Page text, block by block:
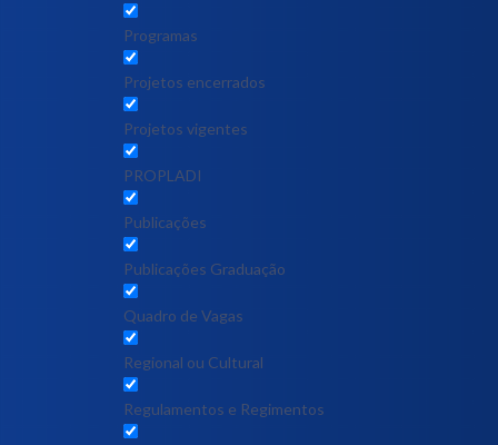
Programas
Projetos encerrados
Projetos vigentes
PROPLADI
Publicações
Publicações Graduação
Quadro de Vagas
Regional ou Cultural
Regulamentos e Regimentos